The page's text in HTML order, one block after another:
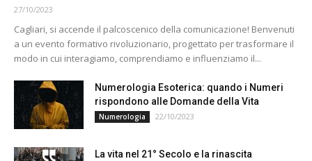
27/10/2023
Cagliari, si accende il palcoscenico della comunicazione! Benvenuti
a un evento formativo rivoluzionario, progettato per trasformare il
modo in cui interagiamo, comprendiamo e influenziamo il...
Numerologia Esoterica: quando i Numeri
rispondono alle Domande della Vita
Numerologia 22/10/2023
La vita nel 21° Secolo e la rinascita